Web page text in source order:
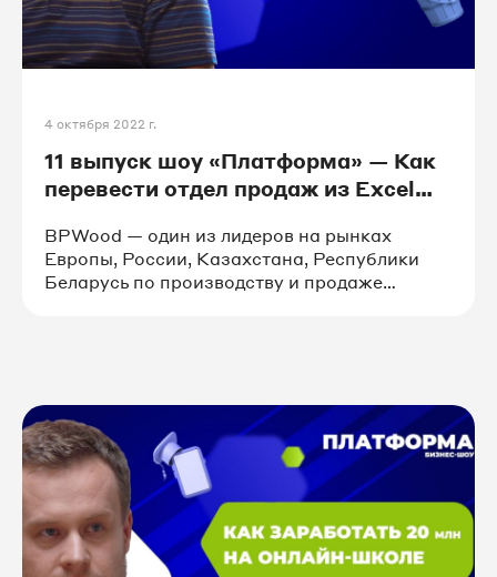
4 октября 2022 г.
11 выпуск шоу «Платформа» — Как
перевести отдел продаж из Excel
BPWood — один из лидеров на рынках
Европы, России, Казахстана, Республики
Беларусь по производству и продаже